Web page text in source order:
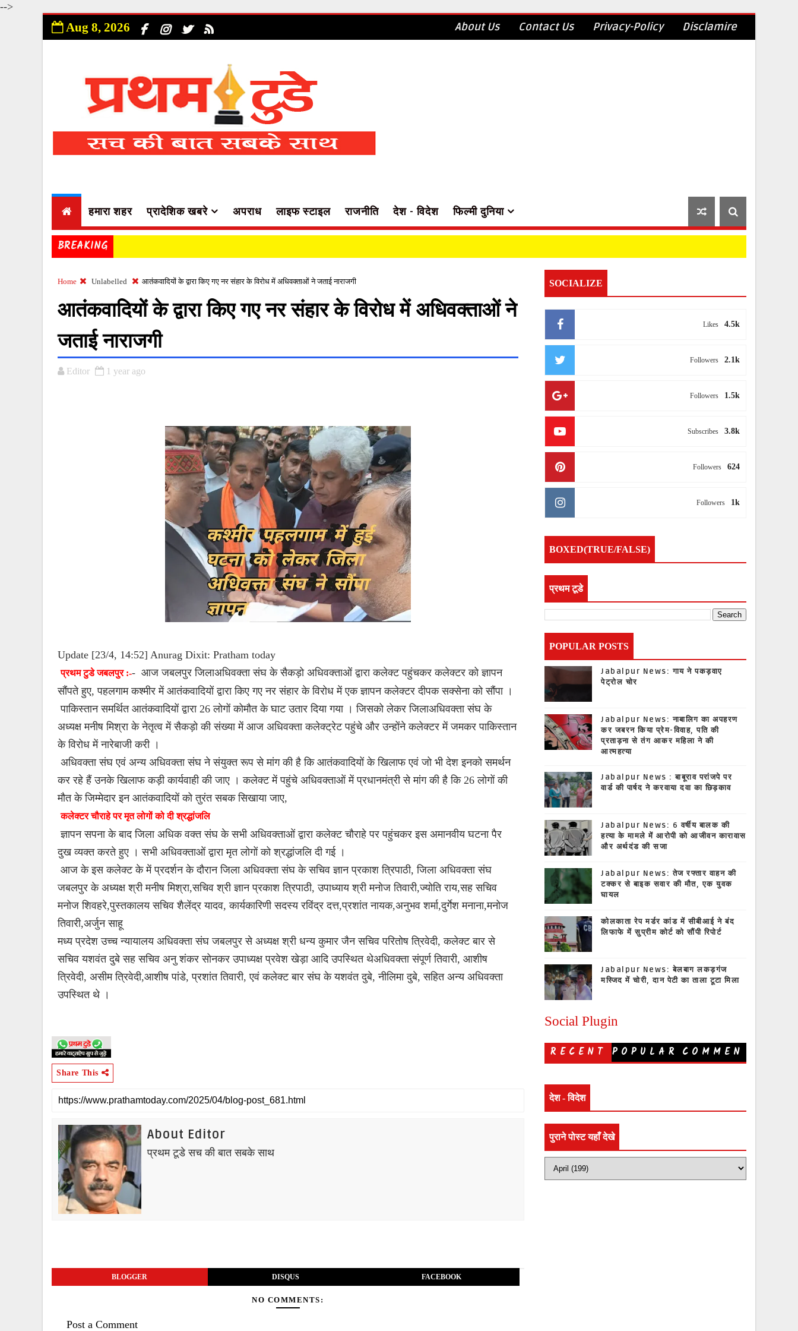
-->
Aug 8, 2026 About Us Contact Us Privacy-Policy Disclamire
हमारा शहर प्रादेशिक खबरे अपराध लाइफ स्टाइल राजनीति देश - विदेश फिल्मी दुनिया
BREAKING
Home Unlabelled आतंकवादियों के द्वारा किए गए नर संहार के विरोध में अधिवक्ताओं ने जताई नाराजगी
आतंकवादियों के द्वारा किए गए नर संहार के विरोध में अधिवक्ताओं ने
जताई नाराजगी
Editor 1 year ago
Update [23/4, 14:52] Anurag Dixit: Pratham today
प्रथम टुडे जबलपुर :-- आज जबलपुर जिलाअधिवक्ता संघ के सैकड़ो अधिवक्ताओं द्वारा कलेक्ट पहुंचकर कलेक्टर को ज्ञापन
सौंपते हुए, पहलगाम कश्मीर में आतंकवादियों द्वारा किए गए नर संहार के विरोध में एक ज्ञापन कलेक्टर दीपक सक्सेना को सौंपा ।
पाकिस्तान समर्थित आतंकवादियों द्वारा 26 लोगों कोमौत के घाट उतार दिया गया । जिसको लेकर जिलाअधिवक्ता संघ के
अध्यक्ष मनीष मिश्रा के नेतृत्व में सैकड़ो की संख्या में आज अधिवक्ता कलेक्ट्रेट पहुंचे और उन्होंने कलेक्टर में जमकर पाकिस्तान
के विरोध में नारेबाजी करी ।
अधिवक्ता संघ एवं अन्य अधिवक्ता संघ ने संयुक्त रूप से मांग की है कि आतंकवादियों के खिलाफ एवं जो भी देश इनको समर्थन
कर रहे हैं उनके खिलाफ कड़ी कार्यवाही की जाए । कलेक्ट में पहुंचे अधिवक्ताओं में प्रधानमंत्री से मांग की है कि 26 लोगों की
मौत के जिम्मेदार इन आतंकवादियों को तुरंत सबक सिखाया जाए,
कलेक्टर चौराहे पर मृत लोगों को दी श्रद्धांजलि
ज्ञापन सपना के बाद जिला अधिक वक्त संघ के सभी अधिवक्ताओं द्वारा कलेक्ट चौराहे पर पहुंचकर इस अमानवीय घटना पैर
दुख व्यक्त करते हुए । सभी अधिवक्ताओं द्वारा मृत लोगों को श्रद्धांजलि दी गई ।
आज के इस कलेक्ट के में प्रदर्शन के दौरान जिला अधिवक्ता संघ के सचिव ज्ञान प्रकाश त्रिपाठी, जिला अधिवक्ता संघ
जबलपुर के अध्यक्ष श्री मनीष मिश्रा,सचिव श्री ज्ञान प्रकाश त्रिपाठी, उपाध्याय श्री मनोज तिवारी,ज्योति राय,सह सचिव
मनोज शिवहरे,पुस्तकालय सचिव शैलेंद्र यादव, कार्यकारिणी सदस्य रविंद्र दत्त,प्रशांत नायक,अनुभव शर्मा,दुर्गेश मनाना,मनोज
तिवारी,अर्जुन साहू
मध्य प्रदेश उच्च न्यायालय अधिवक्ता संघ जबलपुर से अध्यक्ष श्री धन्य कुमार जैन सचिव परितोष त्रिवेदी, कलेक्ट बार से
सचिव यशवंत दुबे सह सचिव अनु शंकर सोनकर उपाध्यक्ष प्रवेश खेड़ा आदि उपस्थित थेअधिवक्ता संपूर्ण तिवारी, आशीष
त्रिवेदी, असीम त्रिवेदी,आशीष पांडे, प्रशांत तिवारी, एवं कलेक्ट बार संघ के यशवंत दुबे, नीलिमा दुबे, सहित अन्य अधिवक्ता
उपस्थित थे ।
Share This
About Editor
प्रथम टूडे सच की बात सबके साथ
BLOGGER DISQUS FACEBOOK
NO COMMENTS:
Post a Comment
SOCIALIZE
4.5k
Likes
2.1k
Followers
1.5k
Followers
3.8k
Subscribes
624
Followers
1k
Followers
BOXED(TRUE/FALSE)
प्रथम टूडे
POPULAR POSTS
Jabalpur News: गाय ने पकड़वाए
पेट्रोल चोर
Jabalpur News: नाबालिग का अपहरण
कर जबरन किया प्रेम-विवाह, पति की
प्रताड़ना से तंग आकर महिला ने की
आत्महत्या
Jabalpur News : बाबूराव परांजपे पर
वार्ड की पार्षद ने करवाया दवा का छिड़काव
Jabalpur News: 6 वर्षीय बालक की
हत्या के मामले में आरोपी को आजीवन कारावास
और अर्थदंड की सजा
Jabalpur News: तेज रफ्तार वाहन की
टक्कर से बाइक सवार की मौत, एक युवक
घायल
कोलकाता रेप मर्डर कांड में सीबीआई ने बंद
लिफाफे में सुप्रीम कोर्ट को सौंपी रिपोर्ट
Jabalpur News: बेलबाग लकड़गंज
मस्जिद में चोरी, दान पेटी का ताला टूटा मिला
Social Plugin
RECENT POPULAR COMMEN
देश - विदेश
पुराने पोस्ट यहाँ देखे